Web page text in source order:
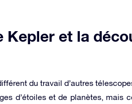
Kepler et la
du travail d’autres
d’étoiles et de planètes, mais